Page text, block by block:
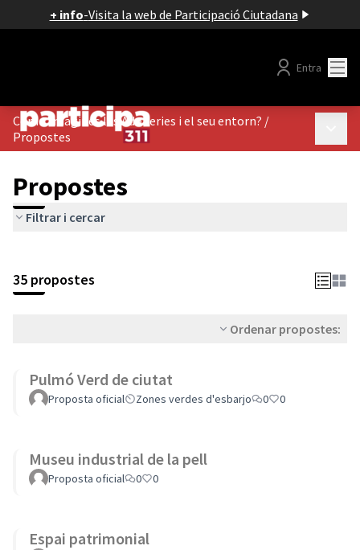
+ info-Visita la web de Participació Ciutadana
Entra
Com t'imagines les Adoberies i el seu entorn? /
Propostes
Propostes
Filtrar i cercar
35 propostes
Ordenar propostes:
Pulmó Verd de ciutat
Proposta oficial Zones verdes d'esbarjo 0 0
Museu industrial de la pell
Proposta oficial 0 0
Espai patrimonial